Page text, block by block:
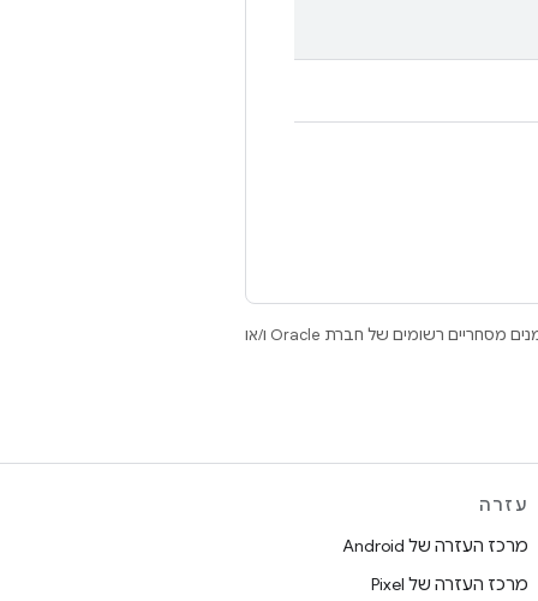
.‏ Java ו-OpenJDK הם סימנים מסחריים או סימנים מסחריים רשומים של חברת Oracle ו/או
עזרה
מרכז העזרה של Android
מרכז העזרה של Pixel